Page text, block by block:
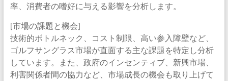
率、消費者の嗜好に与える影響を分析します。
[市場の課題と機会]
技術的ボトルネック、コスト制限、高い参入障壁など、
ゴルフサングラス市場が直面する主な課題を特定し分析
しています。また、政府のインセンティブ、新興市場、
利害関係者間の協力など、市場成長の機会も取り上げて